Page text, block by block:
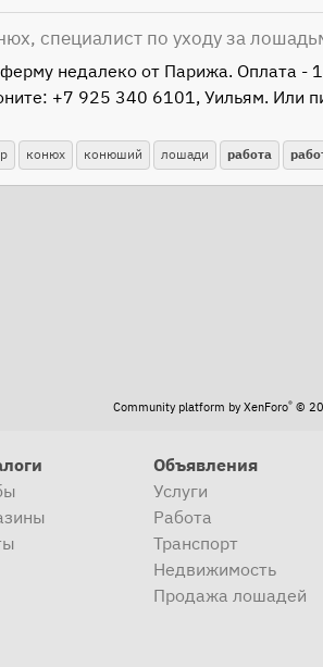
специалист по уходу за
недалеко от Парижа. Оплата -
+7 925 340 6101, Уильям. Или
конюх конюший лошади работа
Community platform by XenForo® ©
Объявления
Услуги
Работа
Транспорт
Недвижимость
Продажа лошадей